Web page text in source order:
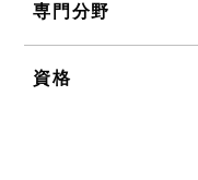
専門分野
資格